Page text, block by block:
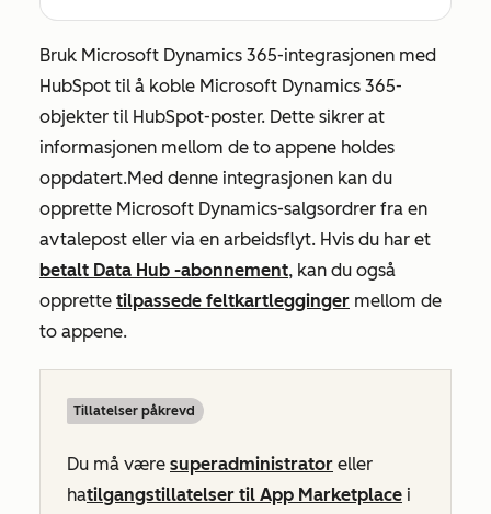
Bruk Microsoft Dynamics 365-integrasjonen med
HubSpot til å koble Microsoft Dynamics 365-
objekter til HubSpot-poster. Dette sikrer at
informasjonen mellom de to appene holdes
oppdatert.Med denne integrasjonen kan du
opprette Microsoft Dynamics-salgsordrer fra en
avtalepost eller via en arbeidsflyt. Hvis du har et
betalt Data Hub -abonnement, kan du også
opprette tilpassede feltkartlegginger mellom de
to appene.
Tillatelser påkrevd
Du må være superadministrator eller
hatilgangstillatelser til App Marketplace i